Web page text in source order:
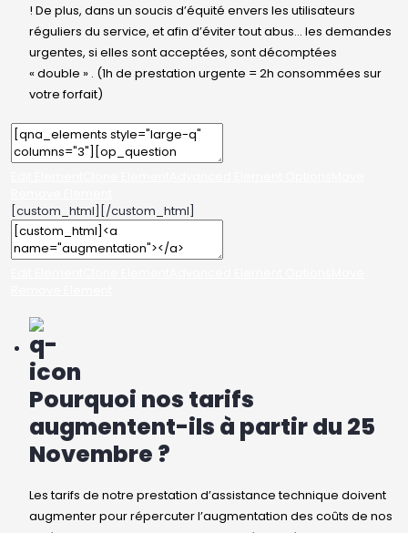
! De plus, dans un soucis d’équité envers les utilisateurs
réguliers du service, et afin d’éviter tout abus… les demandes
urgentes, si elles sont acceptées, sont décomptées
« double » . (1h de prestation urgente = 2h consommées sur
votre forfait)
[custom_html] [/custom_html]
Pourquoi nos tarifs
augmentent-ils à partir du 25
Novembre ?
Les tarifs de notre prestation d’assistance technique doivent
augmenter pour répercuter l’augmentation des coûts de nos